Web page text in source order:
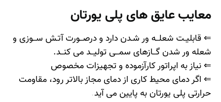
معایب عایق های پلی یورتان
⇐ قابليـت شعلــه ور شـدن دارد و درصــورت آتـش ســوزی و
شعله ور شدن گــازهای سمــی توليــد می كنــد.
⇐ نیاز به اپراتور کارآزموده و تجهیزات مخصوص
⇐ اگر دمای محیط کاری از دمای مجاز بالاتر رود، مقاومت
حرارتی پلی یورتان به پایین می آید.